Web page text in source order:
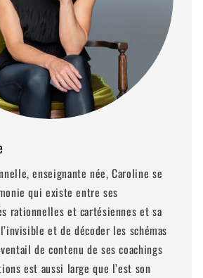
enseignante née, Caroline se
qui existe entre ses
rationnelles et cartésiennes et sa
et de décoder les schémas
de contenu de ses coachings
est aussi large que l’est son